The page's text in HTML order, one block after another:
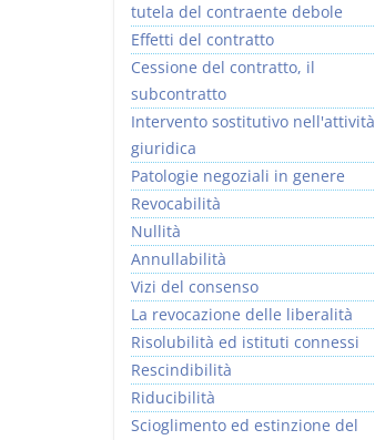
tutela del contraente debole
Effetti del contratto
Cessione del contratto, il
subcontratto
Intervento sostitutivo nell'attività
giuridica
Patologie negoziali in genere
Revocabilità
Nullità
Annullabilità
Vizi del consenso
La revocazione delle liberalità
Risolubilità ed istituti connessi
Rescindibilità
Riducibilità
Scioglimento ed estinzione del